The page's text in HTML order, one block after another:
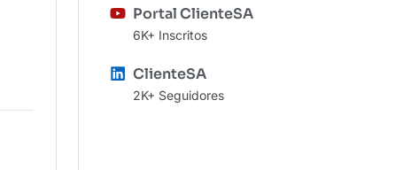
Portal ClienteSA
6K+ Inscritos
ClienteSA
2K+ Seguidores